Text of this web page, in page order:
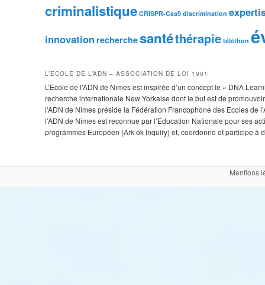
criminalistique CRISPR-Cas9 discrimination
innovation recherchesantéthérapie téléthon
L’ECOLE DE L’ADN – ASSOCIATION DE LOI 1901
L’Ecole de l’ADN de Nîmes est inspirée d’un concept le « DNA
recherche internationale New Yorkaise dont le but est de
l’ADN de Nîmes préside la Fédération Francophone des Ecoles de
l’ADN de Nîmes est reconnue par l’Education Nationale pour ses
programmes Européen (Ark ok Inquiry) et, coordonne et participe
Mentions